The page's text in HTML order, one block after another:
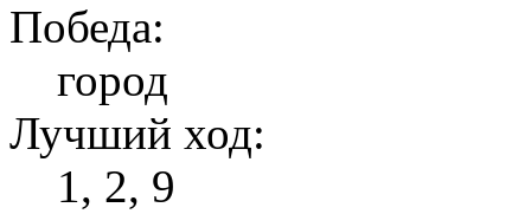
Победа:
город
Лучший ход:
1, 2, 9